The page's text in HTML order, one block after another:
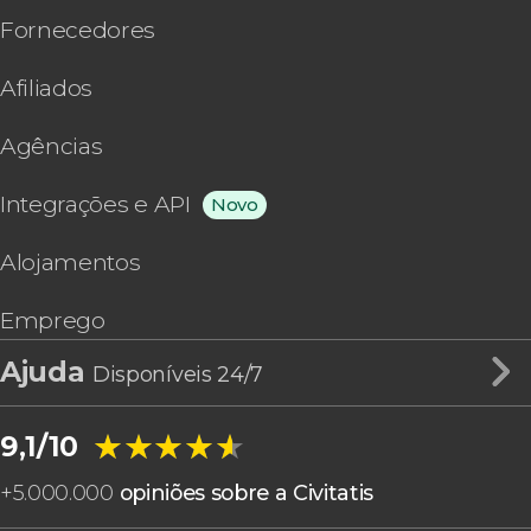
Fornecedores
Afiliados
Agências
Integrações e API Novo
Alojamentos
Emprego
Ajuda Disponíveis 24/7
9,1/10 ★★★★★
★★★★★
+5.000.000 opiniões sobre a Civitatis